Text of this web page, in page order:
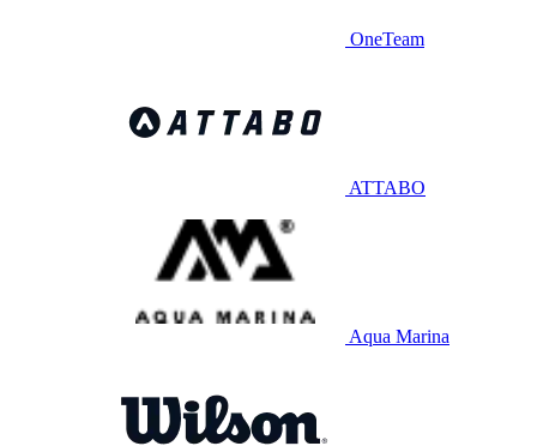
OneTeam
ATTABO
Aqua Marina